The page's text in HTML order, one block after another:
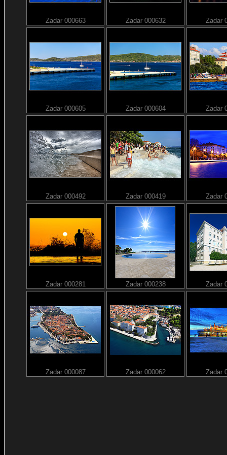
Zadar 000663 Zadar 000632 Zadar
Zadar 000605 Zadar 000604 Zadar
Zadar 000492 Zadar 000419 Zadar
Zadar 000281 Zadar 000238 Zadar
Zadar 000087 Zadar 000062 Zadar